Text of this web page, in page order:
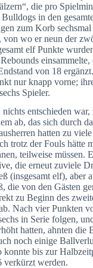
die pro
in den
zum Korb sechsmal
wo er neun der
elf Punkte
einsammelte,
von 18
nur knapp vorne;
Spieler.
entschieden war,
ab, das sich durch
hatten zu
trotz der Fouls hätte
teilweise müssen.
die erneut zuviele
(insgesamt elf), aber
die von den Gästen
zu Beginn des
Nach vier Punkten
in Serie folgen,
hatten, ahnten die
noch einige
konnte bis zur
verkürzt werden.